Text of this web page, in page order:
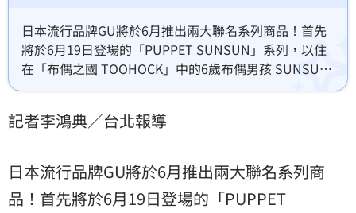
日本流行品牌GU將於6月推出兩大聯名系列商品！首先
將於6月19日登場的「PUPPET SUNSUN」系列，以住
在「布偶之國 TOOHOCK」中的6歲布偶男孩 SUNSUN
日常生活為靈感，療癒慵懶的角色魅力與溫柔可愛的世
士》復古聯名系列。
記者李鴻典／台北報導
日本流行品牌GU將於6月推出兩大聯名系列商
品！首先將於6月19日登場的「PUPPET